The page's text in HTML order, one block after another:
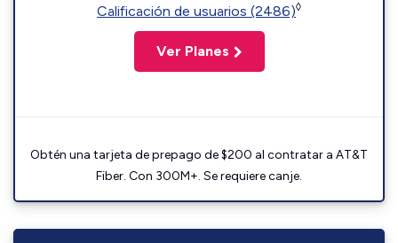
Calificación de usuarios (2486)◊
Ver Planes
Obtén una tarjeta de prepago de $200 al contratar a AT&T
Fiber. Con 300M+. Se requiere canje.